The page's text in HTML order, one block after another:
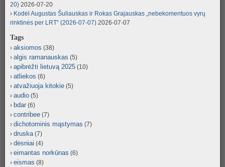
20) 2026-07-20
Kodėl Augustas Šuliauskas ir Rokas Grajauskas „nebekomentuos vyrų
rinktinės per LRT“ (2026-07-07) 2026-07-07
Tags
aksiomos (38)
algis ramanauskas (5)
apibrėžti lietuvą 2025 (10)
atliekos (6)
atvažiuoja kitokie (5)
audio (5)
bdar (6)
contribee (7)
dichotominis mąstymas (7)
druska(7)
dėsniai (4)
eimantas norkūnas (6)
eismas (8)